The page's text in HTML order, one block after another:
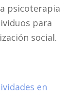
psicoterapia
para
social.